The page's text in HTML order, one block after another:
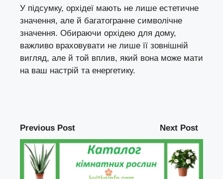
У підсумку, орхідеї мають не лише естетичне
значення, але й багатогранне символічне
значення. Обираючи орхідею для дому,
важливо враховувати не лише її зовнішній
вигляд, але й той вплив, який вона може мати
на ваш настрій та енергетику.
Previous Post Next Post